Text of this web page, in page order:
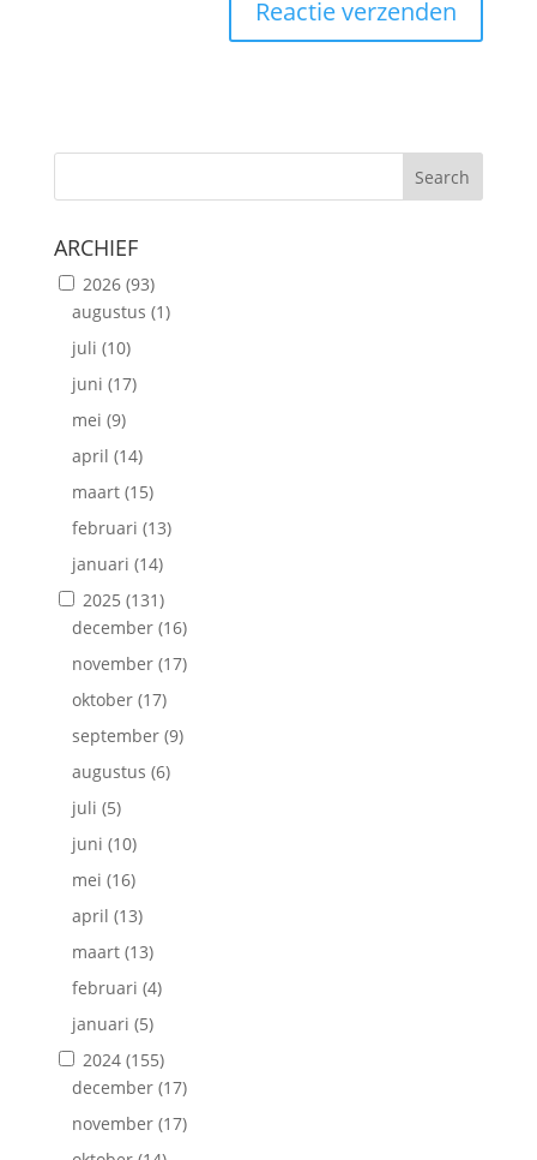
Search
ARCHIEF
2026(93)
augustus (1)
juli (10)
juni (17)
mei (9)
april (14)
maart(15)
februari (13)
januari (14)
2025 (131)
december(16)
november(17)
oktober(17)
september(9)
augustus (6)
juli (5)
juni (10)
mei (16)
april (13)
maart(13)
februari (4)
januari (5)
2024(155)
december(17)
november(17)